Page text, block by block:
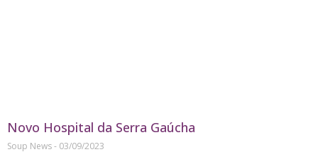
Novo Hospital da Serra Gaúcha
Soup News
03/09/2023